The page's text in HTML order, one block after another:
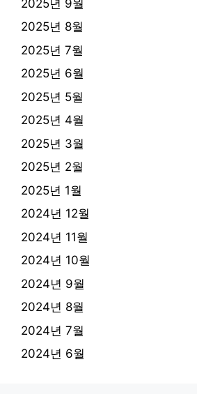
2025년 9월
2025년 8월
2025년 7월
2025년 6월
2025년 5월
2025년 4월
2025년 3월
2025년 2월
2025년 1월
2024년 12월
2024년 11월
2024년 10월
2024년 9월
2024년 8월
2024년 7월
2024년 6월